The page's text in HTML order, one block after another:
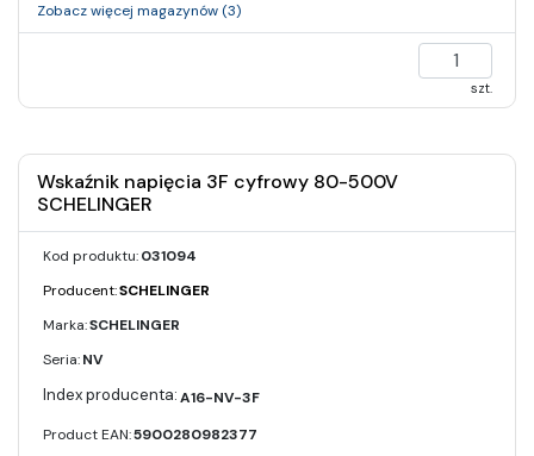
Zobacz więcej magazynów (3)
szt.
Wskaźnik napięcia 3F cyfrowy 80-500V
SCHELINGER
Kod produktu:031094
Producent:SCHELINGER
Marka:SCHELINGER
Seria:NV
A16-NV-3F
Product EAN:5900280982377